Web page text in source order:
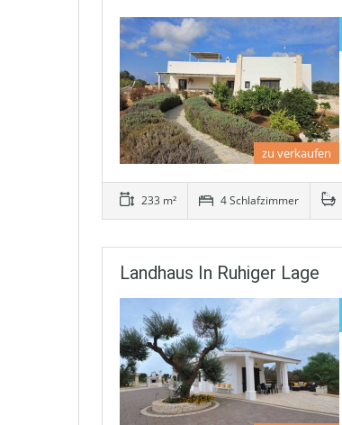
zu verkaufen
233 m² 4 Schlafzimmer
Landhaus In Ruhiger Lage